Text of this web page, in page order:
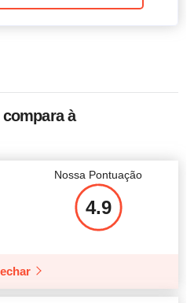
à
Nossa Pontuação
4.9